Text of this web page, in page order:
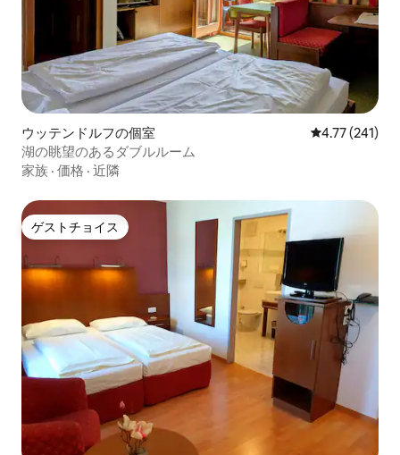
ウッテンドルフの個室 レビュー241
4.77 (241)
湖の眺望のあるダブルルーム
家族 · 価格 · 近隣
ゲストチョイス
ゲストチョイス